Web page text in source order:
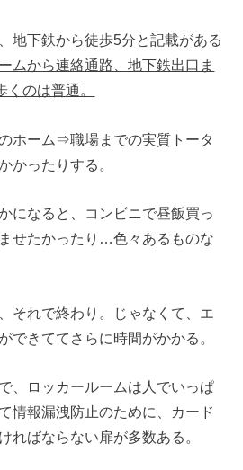
地下鉄から徒歩5分と記載がある
ムから連絡通路、地下鉄出口ま
のは普通。
ホーム⇒職場までの実質トータ
かったりする。
になると、コンビニで昼飯買っ
せたかったり…色々あるものな
それで終わり。じゃなくて、エ
できててさらに時間がかかる。
、ロッカールームは人でいっぱ
情報漏洩防止のために、カード
ればならない扉が多数ある。